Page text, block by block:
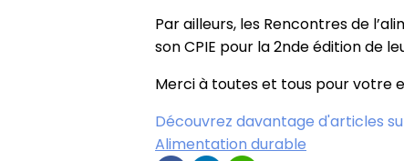
Par ailleurs, les Rencontres de
son CPIE pour la 2nde édition de
Merci à toutes et tous pour votre
Découvrez davantage d'articles
Alimentation durable